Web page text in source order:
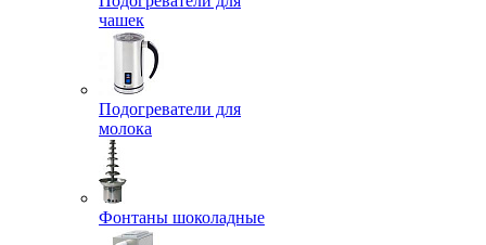
чашек
Подогреватели для
молока
Фонтаны шоколадные